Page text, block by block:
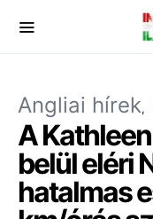
Angliai hírek
A
belül eléri
hatalmas